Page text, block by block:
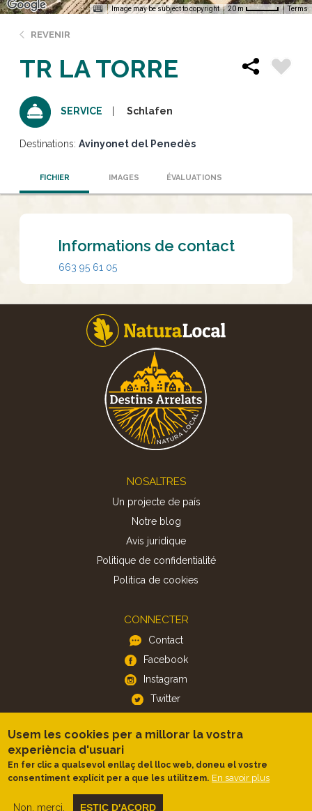
Image may be subject to copyright 20 m Terms
REVENIR
TR LA TORRE
SERVICE Schlafen
Destinations: Avinyonet del Penedès
FICHIER IMAGES ÉVALUATIONS
Informations de contact
663 95 61 05
NOSALTRES
Un projecte de país
Notre blog
Avis juridique
Politique de confidentialité
Politica de cookies
CONNECTER
Contact
Facebook
Instagram
Twitter
APP
iOS
Android
Usem les cookies per a millorar la vostra
experiència d'usuari
En fer clic a qualsevol enllaç del lloc web, doneu el vostre
consentiment explícit per a que les utilitzem. En savoir plus
Non, merci. ESTIC D'ACORD